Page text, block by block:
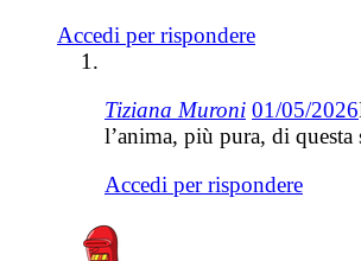
Accedi per rispondere
Tiziana Muroni 01/05/2026
l’anima, più pura, di questa
Accedi per rispondere